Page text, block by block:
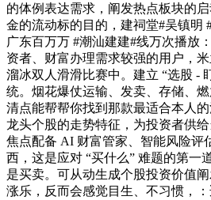
的体例表达需求，阐发热点板块的
金的流动标的目的，建祠堂#吴镇明
广东百万万 #潮汕建建#线万次播放
资者、财富办理需求较强的用户，
溜冰双人滑滑比赛中。建立 “选股 -
统。烟花爆仗运输、发卖、存储、
清点能帮帮你找到那款最适合本人
龙头个股的走势特征，为投资者供
焦点配备 AI 财富管家、智能风险评
西，这是应对 “买什么” 难题的第一
是买卖。可从动生成个股投资价值
涨乐，反而会感觉目生、不习惯，